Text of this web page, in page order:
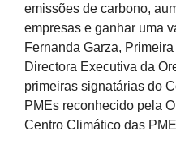
emissões de carbono,
empresas e ganhar uma
Fernanda Garza,
Directora Executiva da
primeiras signatárias do
PMEs reconhecido pela
Centro Climático das